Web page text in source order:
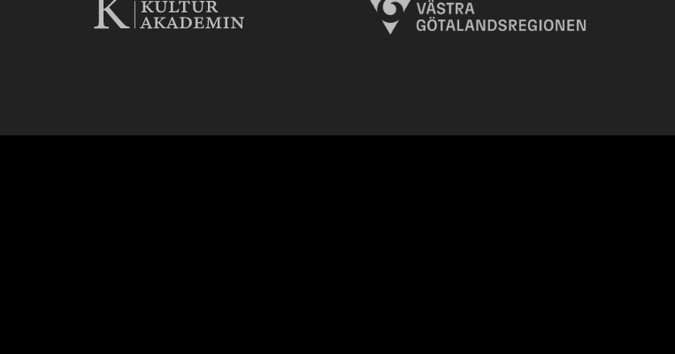
Musik